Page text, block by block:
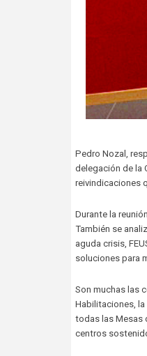
Pedro Nozal,
delegación de la
reivindicaciones
Durante la
También se
aguda crisis,
soluciones para
Son muchas las
Habilitaciones, la
todas las Mesas
centros